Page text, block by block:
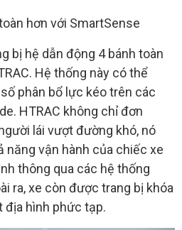
hơn với SmartSense
bị hệ dẫn động 4 bánh toàn
Hệ thống này có thể
phân bổ lực kéo trên các
HTRAC không chỉ đơn
lái vượt đường khó, nó
năng vận hành của chiếc xe
thông qua các hệ thống
ra, xe còn được trang bị khóa
địa hình phức tạp.